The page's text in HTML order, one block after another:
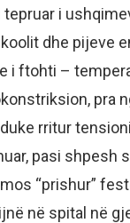
i
dhe pijeve
i ftohti –
pra
rritur
pasi shpesh
“prishur”
në spital në